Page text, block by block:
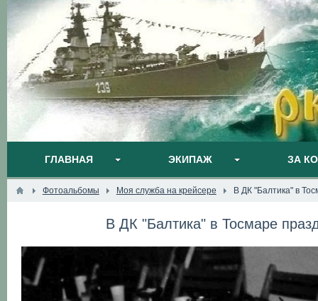
ГЛАВНАЯ ЭКИПАЖ ЗА
Фотоальбомы Моя служба на крейсере В ДК "Балтика" в
В ДК "Балтика" в Тосмаре